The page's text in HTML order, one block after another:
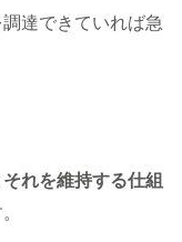
達できていれば急
れを維持する仕組